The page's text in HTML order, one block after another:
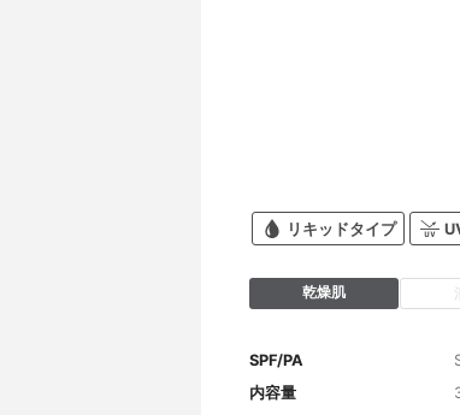
リキッドタイプ
乾燥肌
SPF/PA
内容量